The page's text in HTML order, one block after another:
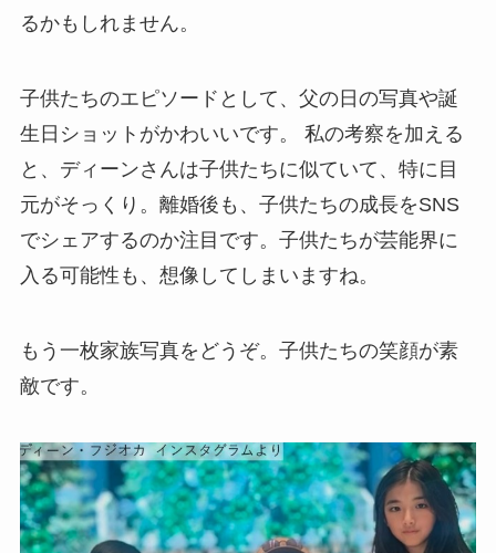
るかもしれません。
子供たちのエピソードとして、父の日の写真や誕
生日ショットがかわいいです。 私の考察を加える
と、ディーンさんは子供たちに似ていて、特に目
元がそっくり。離婚後も、子供たちの成長をSNS
でシェアするのか注目です。子供たちが芸能界に
入る可能性も、想像してしまいますね。
もう一枚家族写真をどうぞ。子供たちの笑顔が素
敵です。